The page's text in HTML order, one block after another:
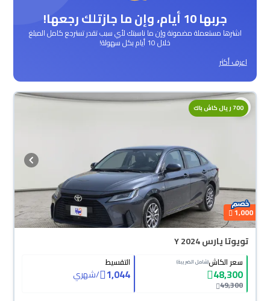
جربها 10 أيام، وإن ما جازتلك رجعها!
اشترها مستعملة مضمونة وإن ما ناسبتك لأي سبب تقدر تسترجع كامل المبلغ
خلال 10 أيام بكل سهولة!
اعرف أكثر
700 ريال كاش باك
1,000
تويوتا يارس Y 2024
سعر الكاش(شامل الضريبة)
48,300
49,300
التقسيط
1,044
/شهري